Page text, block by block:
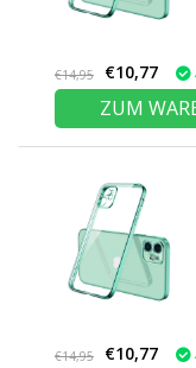
€14,95 €10,77
ZUM
€14,95 €10,77